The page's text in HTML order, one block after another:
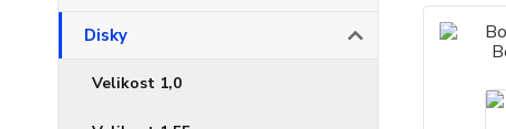
Disky
Velikost 1,0